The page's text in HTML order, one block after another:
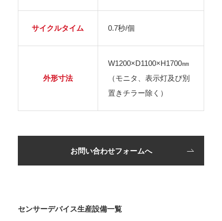
サイクルタイム 0.7秒/個
外形寸法
W1200×D1100×H1700㎜
（モニタ、表示灯及び別
置きチラー除く）
お問い合わせフォームへ
センサーデバイス生産設備一覧